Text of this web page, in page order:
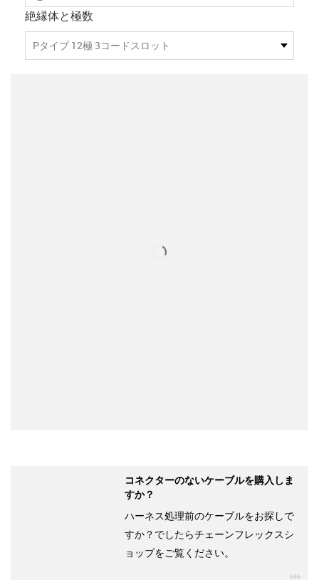
絶縁体と極数
Pタイプ 12極 3コードスロット
コネクターのないケーブルを購入しま
すか？
ハーネス処理前のケーブルをお探しで
すか？でしたらチェーンフレックスシ
ョップをご覧ください。